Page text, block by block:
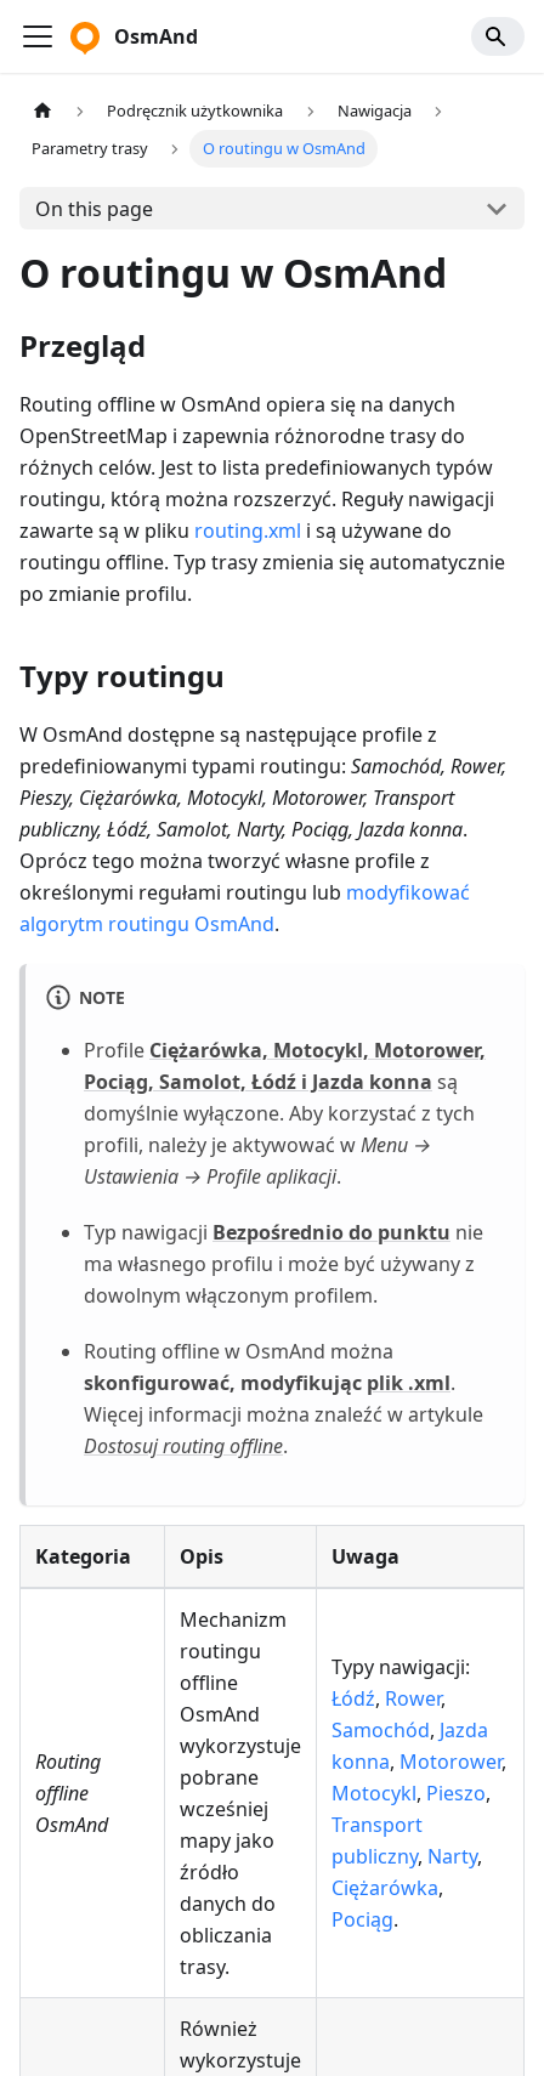
OsmAnd
Podręcznik użytkownika
Nawigacja
Parametry trasy
O routingu w OsmAnd
On this page
O routingu w OsmAnd
Przegląd
Routing offline w OsmAnd opiera się na danych
OpenStreetMap i zapewnia różnorodne trasy do
różnych celów. Jest to lista predefiniowanych typów
routingu, którą można rozszerzyć. Reguły nawigacji
zawarte są w pliku routing.xml i są używane do
routingu offline. Typ trasy zmienia się automatycznie
po zmianie profilu.
Typy routingu
W OsmAnd dostępne są następujące profile z
predefiniowanymi typami routingu: Samochód, Rower,
Pieszy, Ciężarówka, Motocykl, Motorower, Transport
publiczny, Łódź, Samolot, Narty, Pociąg, Jazda konna.
Oprócz tego można tworzyć własne profile z
określonymi regułami routingu lub modyfikować
algorytm routingu OsmAnd.
NOTE
Profile Ciężarówka, Motocykl, Motorower,
Pociąg, Samolot, Łódź i Jazda konna są
domyślnie wyłączone. Aby korzystać z tych
profili, należy je aktywować wMenu →
Ustawienia → Profile aplikacji.
Typ nawigacji Bezpośrednio do punktu nie
ma własnego profilu i może być używany z
dowolnym włączonym profilem.
Routing offline w OsmAnd można
skonfigurować, modyfikując plik .xml.
Więcej informacji można znaleźć w artykule
Dostosuj routing offline.
Kategoria Opis Uwaga
Routing
offline
OsmAnd
Mechanizm
routingu
offline
OsmAnd
wykorzystuje
pobrane
wcześniej
mapy jako
źródło
danych do
obliczania
trasy.
Typy nawigacji:
Łódź, Rower,
Samochód, Jazda
konna, Motorower,
Motocykl, Pieszo,
Transport
publiczny, Narty,
Ciężarówka,
Pociąg.
Również
wykorzystuje